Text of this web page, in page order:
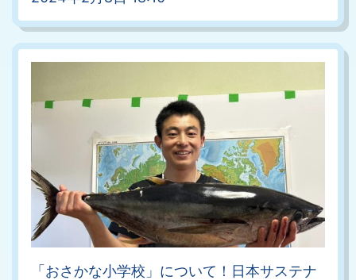
「おさかな小学校」について！日本サステナ